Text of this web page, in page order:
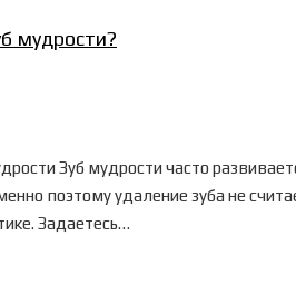
мудрости?
Зуб мудрости часто
поэтому удаление зуба не
Задаетесь…